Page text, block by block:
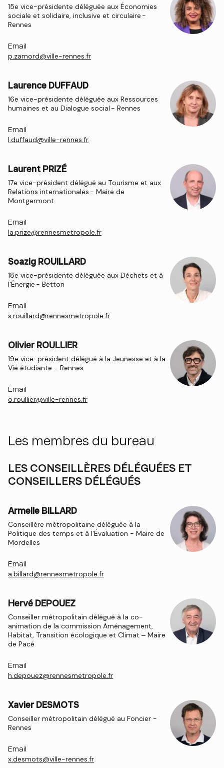
15e vice-présidente déléguée aux Économies
sociale et solidaire, inclusive et circulaire -
Rennes
Email
p.zamord@ville-rennes.fr
Laurence DUFFAUD
16e vice-présidente déléguée aux Ressources
humaines et au Dialogue social - Rennes
Email
l.duffaud@ville-rennes.fr
Laurent PRIZÉ
17e vice-président délégué au Tourisme et aux
Relations internationales - Maire de
Montgermont
Email
la.prize@rennesmetropole.fr
Soazig ROUILLARD
18e vice-présidente déléguée aux Déchets et à
l'Énergie - Betton
Email
s.rouillard@rennesmetropole.fr
Olivier ROULLIER
19e vice-président délégué à la Jeunesse et à la
Vie étudiante - Rennes
Email
o.roullier@ville-rennes.fr
Les membres du bureau
LES CONSEILLÈRES DÉLÉGUÉES ET
CONSEILLERS DÉLÉGUÉS
Armelle BILLARD
Conseillère métropolitaine déléguée à la
Politique des temps et à l’Évaluation - Maire de
Mordelles
Email
a.billard@rennesmetropole.fr
Hervé DEPOUEZ
Conseiller métropolitain délégué à la co-
animation de la commission Aménagement,
Habitat, Transition écologique et Climat – Maire
de Pacé
Email
h.depouez@rennesmetropole.fr
Xavier DESMOTS
Conseiller métropolitain délégué au Foncier -
Rennes
Email
x.desmots@ville-rennes.fr